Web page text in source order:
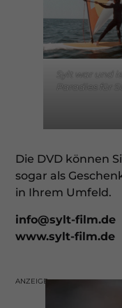
Sylt war und
Paradies für
Die DVD können
sogar als
in Ihrem Umfeld.
info@sylt-film.de
www.sylt-film.de
ANZEIGE